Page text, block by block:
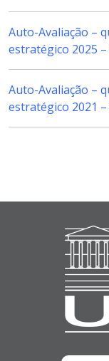
Auto-Avaliação –
estratégico 2025 –
Auto-Avaliação –
estratégico 2021 –